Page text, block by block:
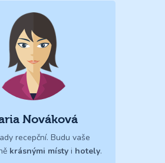
Nováková
recepční. Budu vaše
krásnými místy i hotely.